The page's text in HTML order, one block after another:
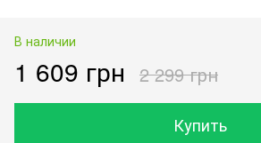
В наличии
1 609 грн 2 299 грн
Купить